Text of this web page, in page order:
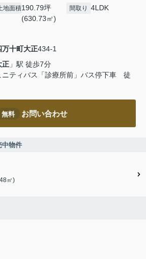
地面積190.79坪
(630.73㎡)
間取り 4LDK
万十町大正434-1
正 」駅 徒歩7分
ニティバス「診療所前」バス停下車 徒
無料 お問い合わせ
中物件
㎡)